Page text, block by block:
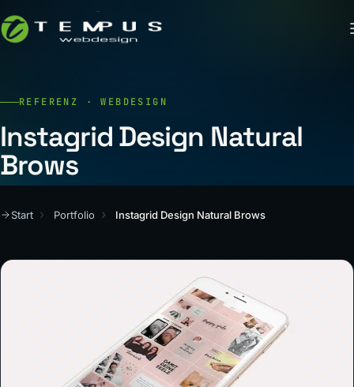
REFERENZ · WEBDESIGN
Instagrid Design Natural
Brows
Start Portfolio Instagrid Design Natural Brows